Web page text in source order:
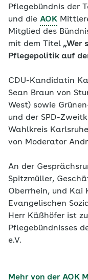
Pflegebündnis der
und die AOK
Mitglied des
mit dem Titel „Wer
Pflegepolitik auf
CDU-Kandidatin
Sean Braun von
West) sowie
und der SPD-
Wahlkreis
von Moderator
An der
Spitzmüller,
Oberrhein, und Kai
Evangelischen
Herr Käßhöfer ist
Pflegebündnisses
e.V.
Mehr von der AOK